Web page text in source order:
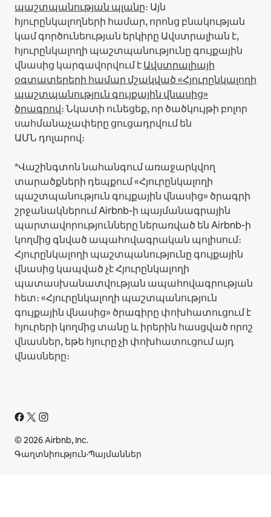
պաշտպանության պլանը։ Այն
հյուրընկալողների համար, որոնց բնակության
կամ գործունեության երկիրը Ավստրալիան է,
հյուրընկալողի պաշտպանությունը գույքային
վնասից կարգավորվում էԱվստրալիայի
օգտատերերի համար մշակված «Հյուրընկալողի
պաշտպանություն գույքային վնասից»
ծրագրով։ Նկատի ունեցեք, որ ծածկույթի բոլոր
սահմանաչափերը ցուցադրվում են
ԱՄՆ դոլարով։
*Վաշինգտոն նահանգում առաջարկվող
տարածքների դեպքում «Հյուրընկալողի
պաշտպանություն գույքային վնասից» ծրագրի
շրջանակներում Airbnb-ի պայմանագրային
պարտավորությունները ներառված են Airbnb-ի
կողմից գնված ապահովագրական պոլիսում։
Հյուրընկալողի պաշտպանությունը գույքային
վնասից կապված չէ Հյուրընկալողի
պատասխանատվության ապահովագրության
հետ։ «Հյուրընկալողի պաշտպանություն
գույքային վնասից» ծրագիրը փոխհատուցում է
հյուրերի կողմից տանը և իրերին հասցված որոշ
վնասներ, եթե հյուրը չի փոխհատուցում այդ
վնասները։
© 2026 Airbnb, Inc.
Գաղտնիություն·Պայմաններ